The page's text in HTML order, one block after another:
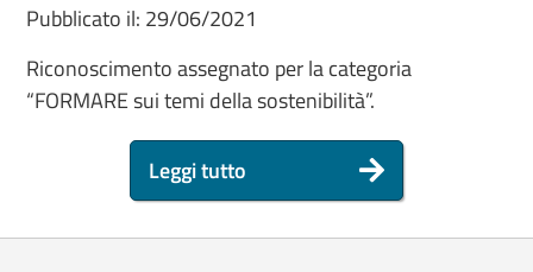
Pubblicato il: 29/06/2021
Riconoscimento assegnato per la categoria
“FORMARE sui temi della sostenibilità”.
Leggi tutto